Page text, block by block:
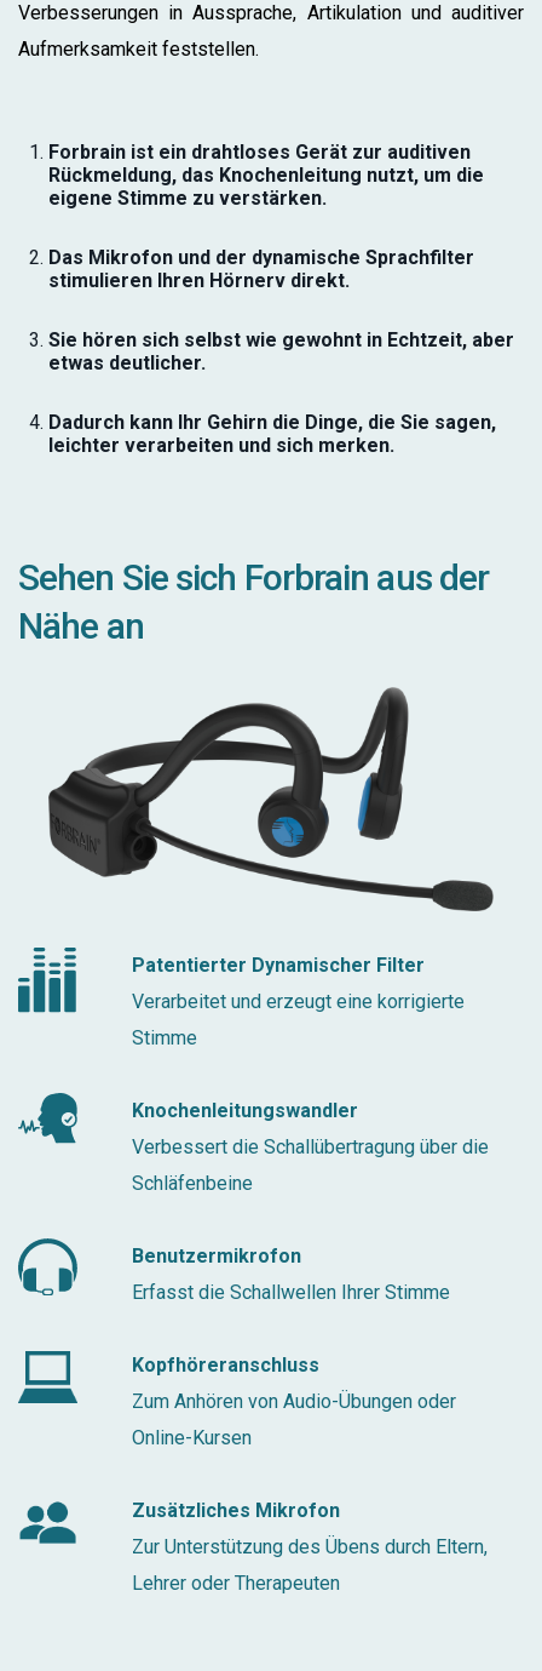
Verbesserungen in Aussprache, Artikulation und auditiver
Aufmerksamkeit feststellen.
Forbrain ist ein drahtloses Gerät zur auditiven
Rückmeldung, das Knochenleitung nutzt, um die
eigene Stimme zu verstärken.
Das Mikrofon und der dynamische Sprachfilter
stimulieren Ihren Hörnerv direkt.
Sie hören sich selbst wie gewohnt in Echtzeit, aber
etwas deutlicher.
Dadurch kann Ihr Gehirn die Dinge, die Sie sagen,
leichter verarbeiten und sich merken.
Sehen Sie sich Forbrain aus der
Nähe an
Patentierter Dynamischer Filter
Verarbeitet und erzeugt eine korrigierte
Stimme
Knochenleitungswandler
Verbessert die Schallübertragung über die
Schläfenbeine
Benutzermikrofon
Erfasst die Schallwellen Ihrer Stimme
Kopfhöreranschluss
Zum Anhören von Audio-Übungen oder
Online-Kursen
Zusätzliches Mikrofon
Zur Unterstützung des Übens durch Eltern,
Lehrer oder Therapeuten